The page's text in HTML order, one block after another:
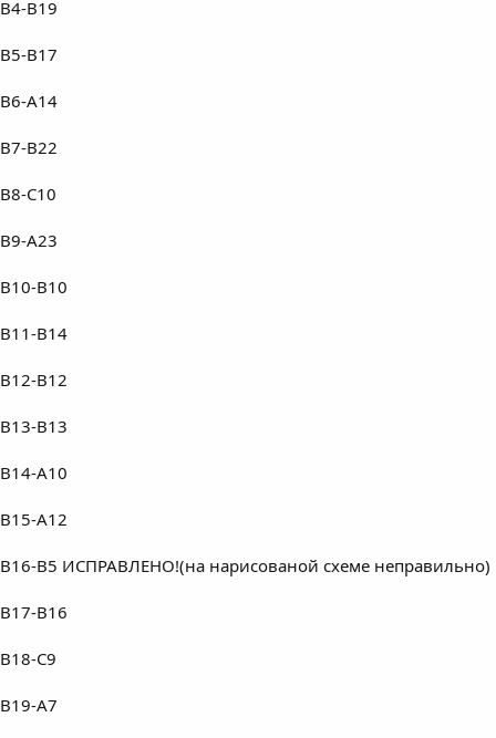
B4-B19
B5-B17
B6-A14
B7-B22
B8-C10
B9-A23
B10-B10
B11-B14
B12-B12
B13-B13
B14-A10
B15-A12
B16-B5 ИСПРАВЛЕНО!(на нарисованой схеме неправильно)
B17-B16
B18-C9
B19-A7